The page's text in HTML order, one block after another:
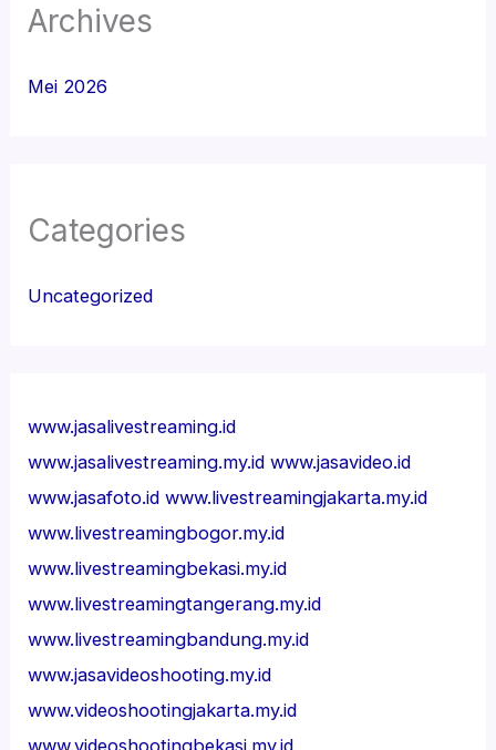
Archives
Mei 2026
Categories
Uncategorized
www.jasalivestreaming.id
www.jasalivestreaming.my.id www.jasavideo.id
www.jasafoto.id www.livestreamingjakarta.my.id
www.livestreamingbogor.my.id
www.livestreamingbekasi.my.id
www.livestreamingtangerang.my.id
www.livestreamingbandung.my.id
www.jasavideoshooting.my.id
www.videoshootingjakarta.my.id